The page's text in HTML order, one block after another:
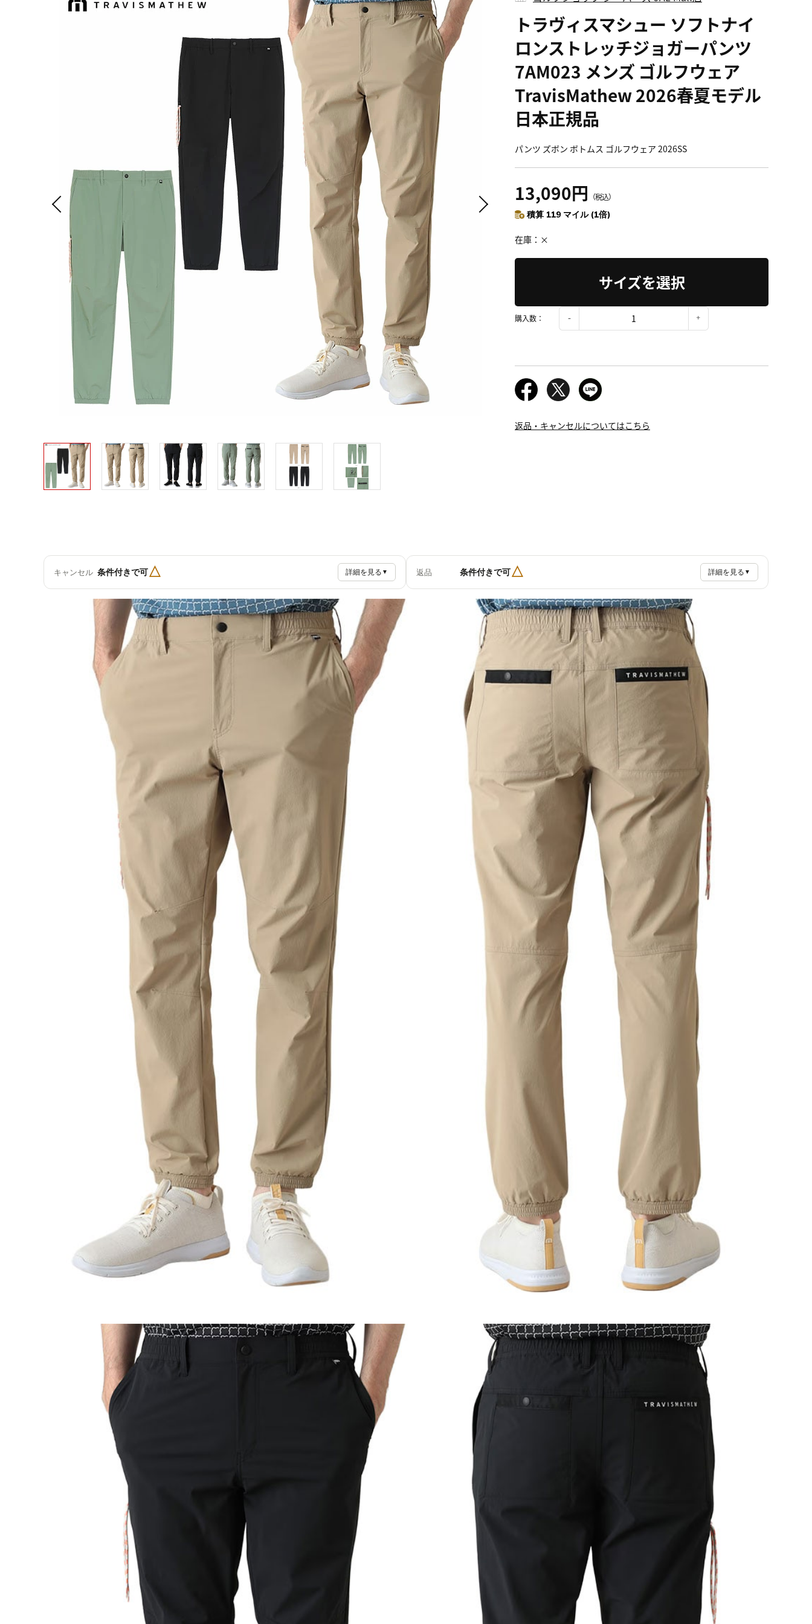
トラヴィスマシュー ソフトナイ
ロンストレッチジョガーパンツ
7AM023 メンズ ゴルフウェア
TravisMathew 2026春夏モデル
日本正規品
パンツ ズボン ボトムス ゴルフウェア 2026SS
13,090円 （税込）
積算 119 マイル (1倍)
在庫 ×
サイズを選択
購入数：
返品・キャンセルについてはこちら
キャンセル 条件付きで可△ 詳細を見る ▼ 返品 条件付きで可△ 詳細を見る ▼